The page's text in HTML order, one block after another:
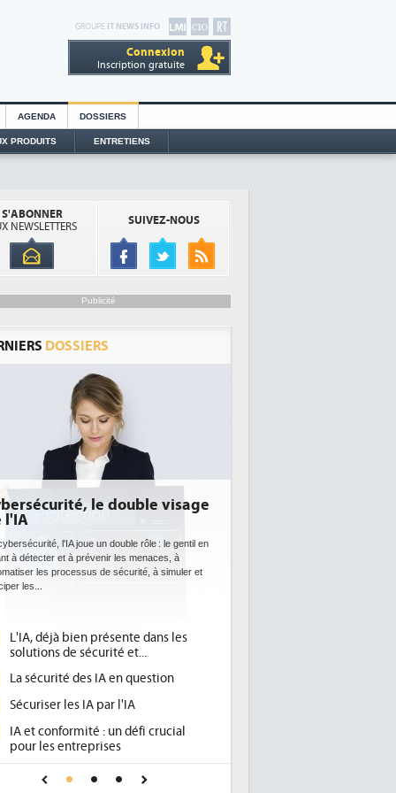
GROUPE IT NEWS INFO
Connexion
Inscription gratuite
AGENDA DOSSIERS
PRODUITS ENTRETIENS
S'ABONNER
NEWSLETTERS
SUIVEZ-NOUS
Publicité
DOSSIERS
l'efficacité énergétique
une obligation pour les
datacenters plus durables et plus efficaces, c'est
recherchent les pouvoirs publics européens
la mise en oeuvre de la nouvelle Directive sur
Qu'est-ce que la DEE (directive
d'efficacité énergétique) ?
DEE, une pression administrative
place pour répondre à...
Phocea DC dans les cordes pour la